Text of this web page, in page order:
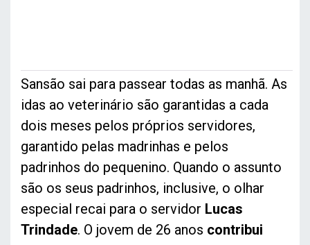
Sansão sai para passear todas as manhã. As
idas ao veterinário são garantidas a cada
dois meses pelos próprios servidores,
garantido pelas madrinhas e pelos
padrinhos do pequenino. Quando o assunto
são os seus padrinhos, inclusive, o olhar
especial recai para o servidor Lucas
Trindade. O jovem de 26 anos contribui